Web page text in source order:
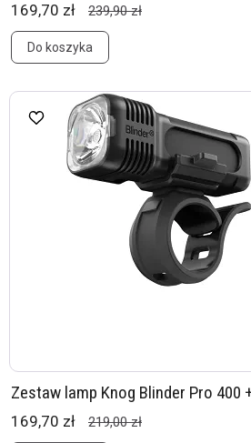
169,70 zł 239,90 zł
Do koszyka
Zestaw lamp Knog Blinder Pro 400
169,70 zł 219,00 zł